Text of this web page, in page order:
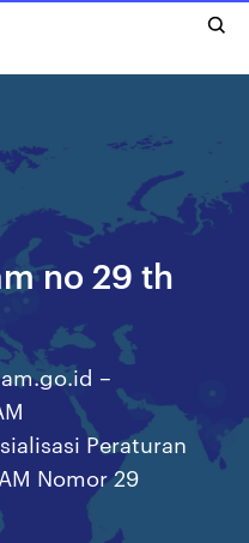
no 29 th
–
Peraturan
Nomor 29